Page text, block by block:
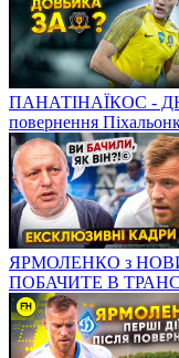
ПАНАТІНАЇКОС -
повернення
ЯРМОЛЕНКО з
ПОБАЧИТЕ В